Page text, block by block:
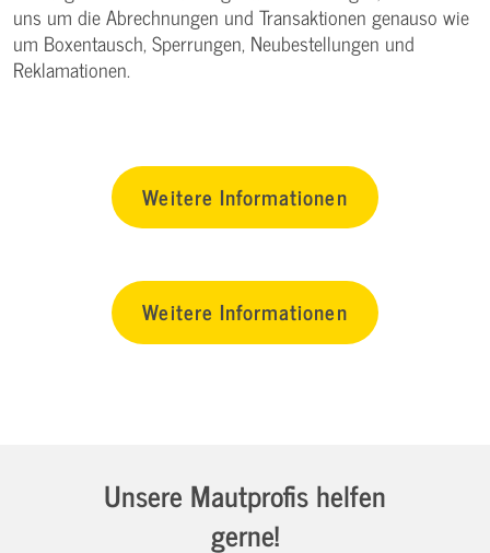
uns um die Abrechnungen und Transaktionen genauso wie
um Boxentausch, Sperrungen, Neubestellungen und
Reklamationen.
Weitere Informationen
Weitere Informationen
Unsere Mautprofis helfen
gerne!